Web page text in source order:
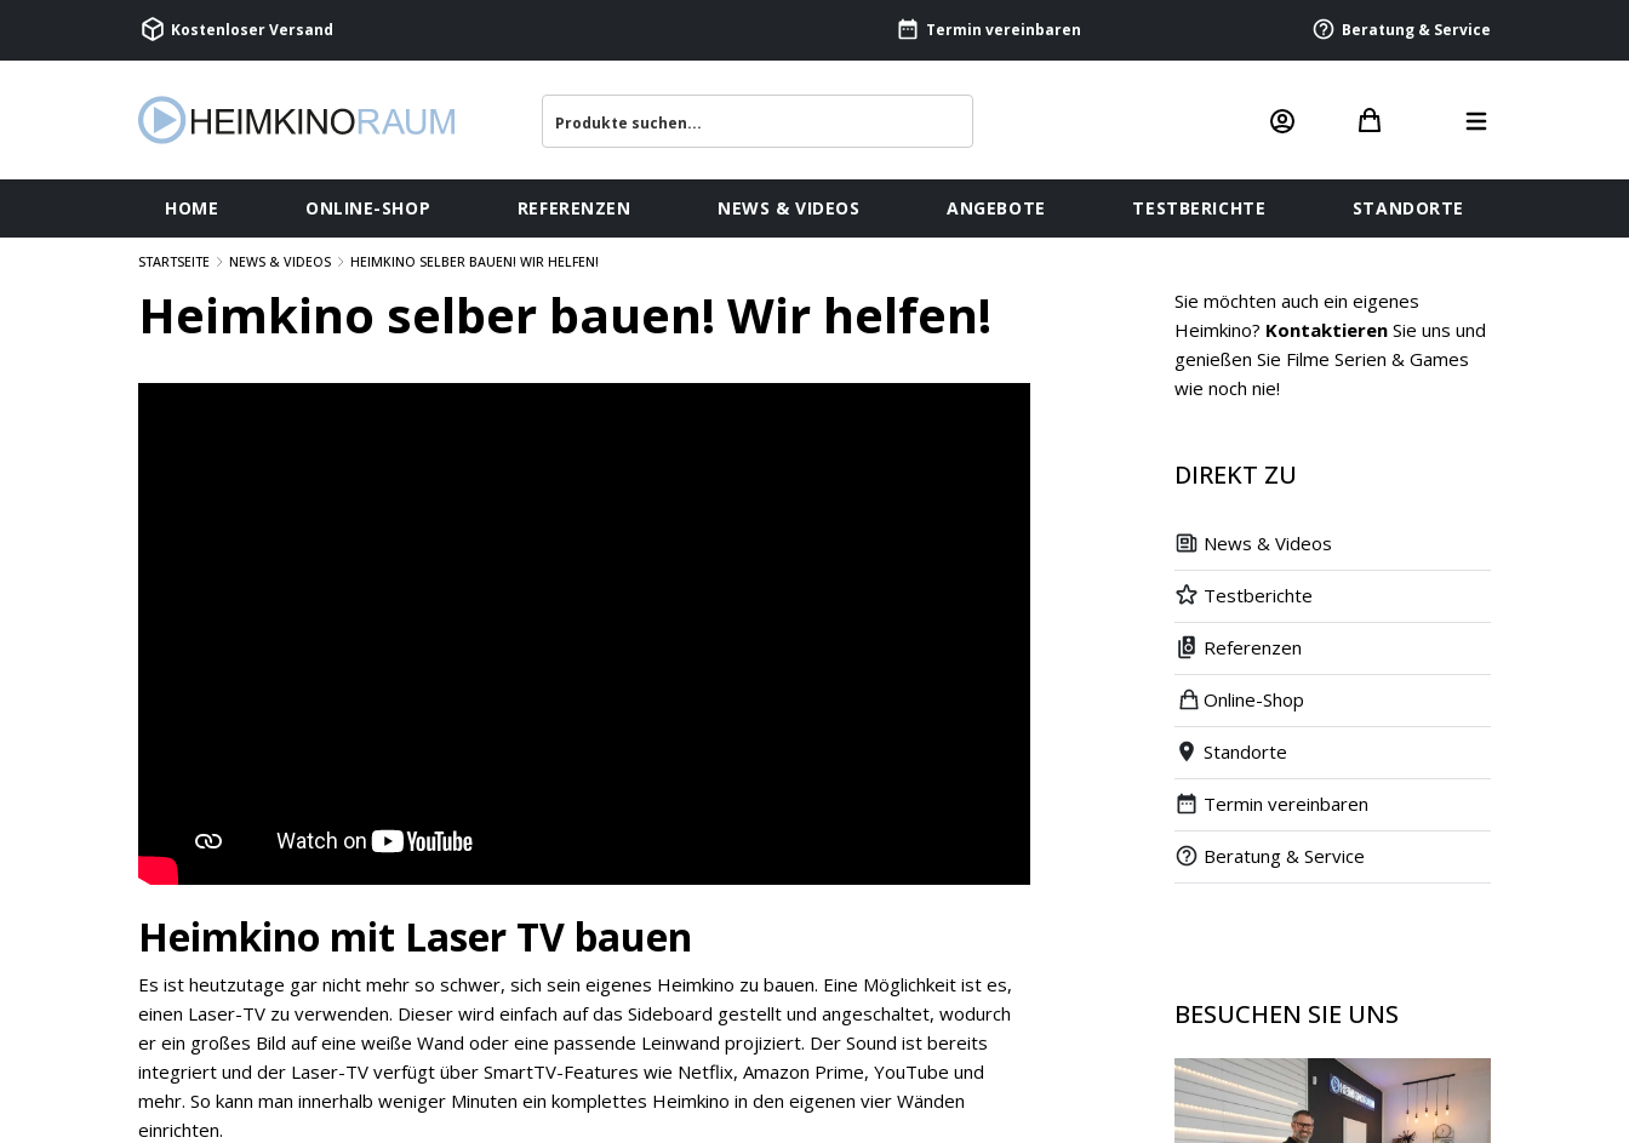
Kostenloser Versand Termin vereinbaren Beratung & Service
HOME ONLINE-SHOP REFERENZEN NEWS & VIDEOS ANGEBOTE TESTBERICHTE STANDORTE
STARTSEITE NEWS & VIDEOS HEIMKINO SELBER BAUEN! WIR HELFEN!
Heimkino selber bauen! Wir helfen!
Heimkino mit Laser TV bauen
Es ist heutzutage gar nicht mehr so schwer, sich sein eigenes Heimkino zu bauen. Eine Möglichkeit ist es,
einen Laser-TV zu verwenden. Dieser wird einfach auf das Sideboard gestellt und angeschaltet, wodurch
er ein großes Bild auf eine weiße Wand oder eine passende Leinwand projiziert. Der Sound ist bereits
integriert und der Laser-TV verfügt über SmartTV-Features wie Netflix, Amazon Prime, YouTube und
mehr. So kann man innerhalb weniger Minuten ein komplettes Heimkino in den eigenen vier Wänden
einrichten.
Sie möchten auch ein eigenes
Heimkino? Kontaktieren Sie uns und
genießen Sie Filme Serien & Games
wie noch nie!
DIREKT ZU
News & Videos
Testberichte
Referenzen
Online-Shop
Standorte
Termin vereinbaren
Beratung & Service
BESUCHEN SIE UNS